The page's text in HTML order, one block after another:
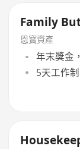
Family
恩寶資產
年末獎金
5天工作制